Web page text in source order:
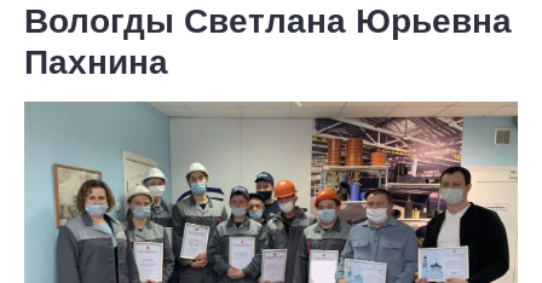
Вологды Светлана Юрьевна
Пахнина